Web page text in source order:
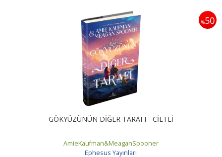
%50
GÖKYÜZÜNÜN DİĞER TARAFI - CİLTLİ
AmieKaufman&MeaganSpooner
Ephesus Yayınları